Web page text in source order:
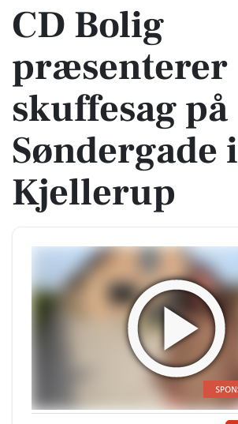
CD Bolig
præsenterer
skuffesag på
Søndergade i
Kjellerup